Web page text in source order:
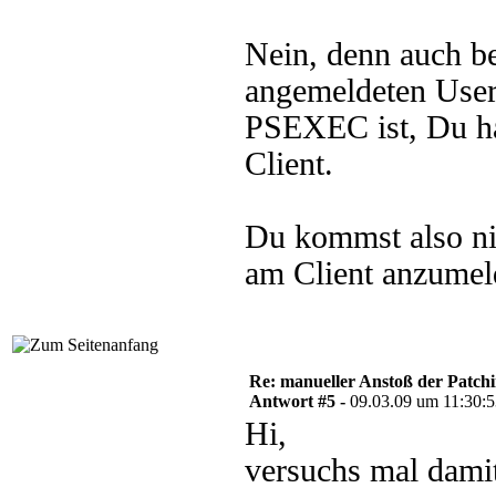
Nein, denn auch
angemeldeten
PSEXEC ist, Du
Client.
Du kommst also
am Client
Re: manueller Anstoß der
Antwort #5 - 09.03.09 um
Hi,
versuchs mal